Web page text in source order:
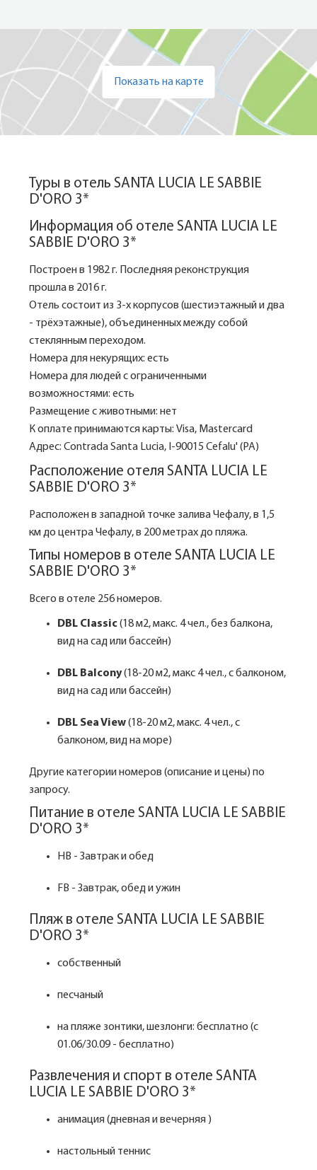
Показать на карте
Туры в отель SANTA LUCIA LE SABBIE
D'ORO 3*
Информация об отеле SANTA LUCIA LE
SABBIE D'ORO 3*
Построен в 1982 г. Последняя реконструкция
прошла в 2016 г.
Отель состоит из 3-х корпусов (шестиэтажный и два
- трёхэтажные), объединенных между собой
стеклянным переходом.
Номера для некурящих: есть
Номера для людей с ограниченными
возможностями: есть
Размещение с животными: нет
К оплате принимаются карты: Visa, Mastercard
Адрес: Contrada Santa Lucia, I-90015 Cefalu' (PA)
Расположение отеля SANTA LUCIA LE
SABBIE D'ORO 3*
Расположен в западной точке залива Чефалу, в 1,5
км до центра Чефалу, в 200 метрах до пляжа.
Типы номеров в отеле SANTA LUCIA LE
SABBIE D'ORO 3*
Всего в отеле 256 номеров.
DBL Classic(18 м2, макс. 4 чел., без балкона,
вид на сад или бассейн)
DBL Balcony(18-20 м2, макс 4 чел., с балконом,
вид на сад или бассейн)
DBL Sea View(18-20 м2, макс. 4 чел., с
балконом, вид на море)
Другие категории номеров (описание и цены) по
запросу.
Питание в отеле SANTA LUCIA LE SABBIE
D'ORO 3*
HB - Завтрак и обед
FB - Завтрак, обед и ужин
Пляж в отеле SANTA LUCIA LE SABBIE
D'ORO 3*
собственный
песчаный
на пляже зонтики, шезлонги: бесплатно (с
01.06/30.09 - бесплатно)
Развлечения и спорт в отеле SANTA
LUCIA LE SABBIE D'ORO 3*
анимация (дневная и вечерняя )
настольный теннис